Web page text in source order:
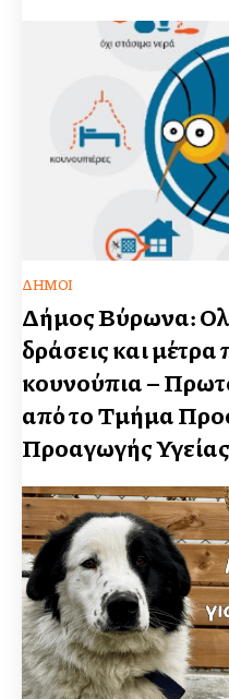
ΔΉΜΟΙ
Δήμος Βύρωνα:
δράσεις και
κουνούπια –
από το Τμήμα
Προαγωγής Υγείας